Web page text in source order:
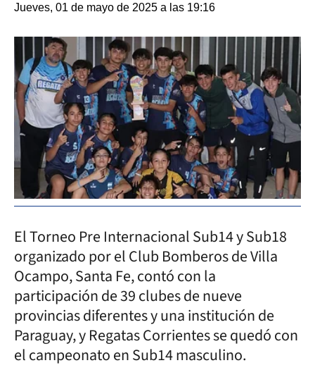
Jueves, 01 de mayo de 2025 a las 19:16
El Torneo Pre Internacional Sub14 y Sub18
organizado por el Club Bomberos de Villa
Ocampo, Santa Fe, contó con la
participación de 39 clubes de nueve
provincias diferentes y una institución de
Paraguay, y Regatas Corrientes se quedó con
el campeonato en Sub14 masculino.